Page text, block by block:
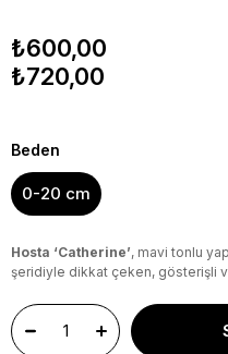
₺600,00
₺720,00
Beden
0-20 cm
Hosta ‘Catherine’, mavi tonlu
şeridiyle dikkat çeken, gösterişli